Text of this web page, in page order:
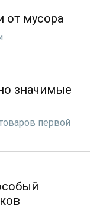
от мусора
значимые
первой